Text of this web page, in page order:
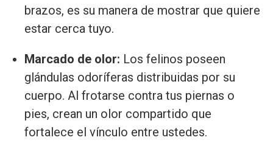
brazos, es su manera de mostrar que quiere
estar cerca tuyo.
Marcado de olor: Los felinos poseen
glándulas odoríferas distribuidas por su
cuerpo. Al frotarse contra tus piernas o
pies, crean un olor compartido que
fortalece el vínculo entre ustedes.